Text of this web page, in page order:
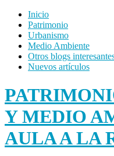
Inicio
Patrimonio
Urbanismo
Medio Ambiente
Otros blogs
Nuevos artículos
Y MEDIO
AULA A LA